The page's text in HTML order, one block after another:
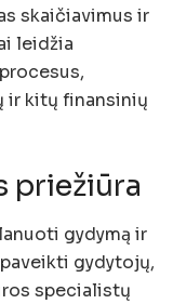
skaičiavimus ir
leidžia
ir kitų finansinių
priežiūra
gydymą ir
gydytojų,
specialistų